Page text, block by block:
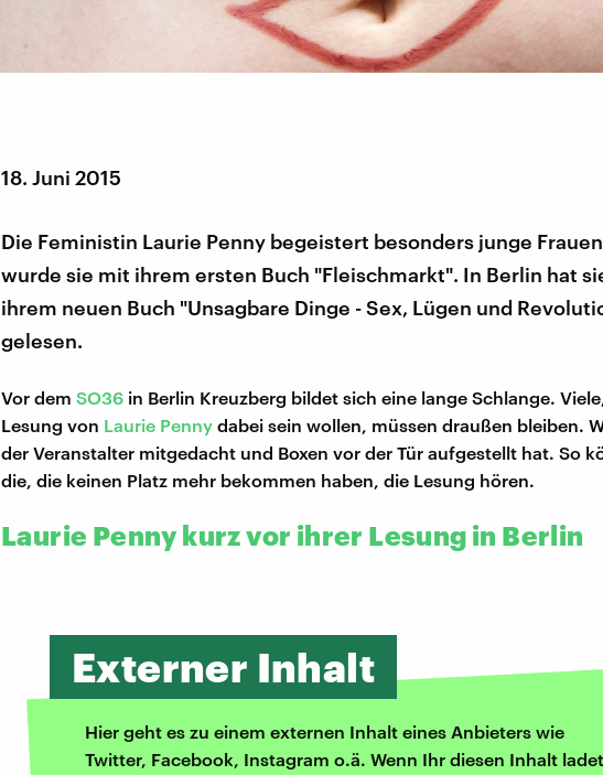
18. Juni 2015
Die Feministin Laurie Penny begeistert besonders junge
wurde sie mit ihrem ersten Buch "Fleischmarkt". In Berlin hat
ihrem neuen Buch "Unsagbare Dinge - Sex, Lügen und
gelesen.
Vor dem SO36 in Berlin Kreuzberg bildet sich eine lange Schlange.
Lesung von Laurie Penny dabei sein wollen, müssen draußen bleiben.
der Veranstalter mitgedacht und Boxen vor der Tür aufgestellt hat. So
die, die keinen Platz mehr bekommen haben, die Lesung hören.
Laurie Penny kurz vor ihrer Lesung in Berlin
Externer Inhalt
Hier geht es zu einem externen Inhalt eines Anbieters wie
Twitter, Facebook, Instagram o.ä. Wenn Ihr diesen Inhalt